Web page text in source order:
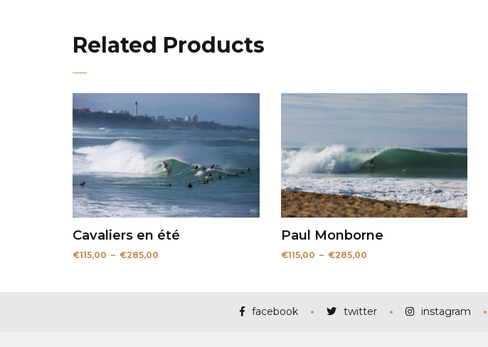
Related Products
Cavaliers en été
€115,00 – €285,00
Paul Monborne
€115,00 – €285,00Plage
€285,00
facebook twitter instagram